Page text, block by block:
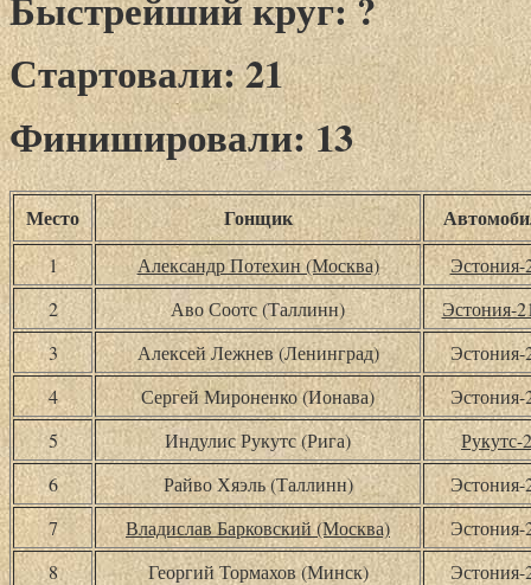
Стартовали: 21
Финишировали: 13
Место Гонщик
1 Александр Потехин (Москва)
Эстония-
2
Аво Соотс (Таллинн)
Эстония-
3
Алексей Лежнев (Ленинград)
Эстония-
4
Сергей Мироненко (Ионава)
Эстония-
5
Индулис Рукутс (Рига)
Рукутс-2
6
Райво Хяэль (Таллинн)
Эстония-
7
Владислав Барковский (Москва)
Эстония-
8
Георгий Тормахов (Минск)
Эстония-